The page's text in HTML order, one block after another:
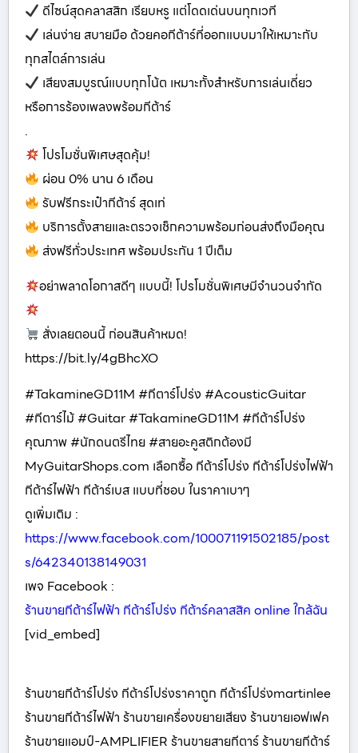
ดีไซน์สุดคลาสสิก เรียบหรู แต่โดดเด่นบนทุกเวที
เล่นง่าย สบายมือ ด้วยคอกีต้าร์ที่ออกแบบมาให้เหมาะกับ
ทุกสไตล์การเล่น
เสียงสมบูรณ์แบบทุกโน้ต เหมาะทั้งสำหรับการเล่นเดี่ยว
หรือการร้องเพลงพร้อมกีต้าร์
.
โปรโมชั่นพิเศษสุดคุ้ม!
ผ่อน 0% นาน 6 เดือน
รับฟรีกระเป๋ากีต้าร์ สุดเท่
บริการตั้งสายและตรวจเช็กความพร้อมก่อนส่งถึงมือคุณ
ส่งฟรีทั่วประเทศ พร้อมประกัน 1 ปีเต็ม
อย่าพลาดโอกาสดีๆ แบบนี้! โปรโมชั่นพิเศษมีจำนวนจำกัด
สั่งเลยตอนนี้ ก่อนสินค้าหมด!
https://bit.ly/4gBhcXO
#TakamineGD11M #กีตาร์โปร่ง #AcousticGuitar
#กีตาร์ไม้ #Guitar #TakamineGD11M #กีต้าร์โปร่ง
คุณภาพ #นักดนตรีไทย #สายอะคูสติกต้องมี
MyGuitarShops.com เลือกซื้อ กีต้าร์โปร่ง กีต้าร์โปร่งไฟฟ้า
กีต้าร์ไฟฟ้า กีต้าร์เบส แบบที่ชอบ ในราคาเบาๆ
ดูเพิ่มเติม :
https://www.facebook.com/100071191502185/post
s/642340138149031
เพจ Facebook :
ร้านขายกีต้าร์ไฟฟ้า กีต้าร์โปร่ง กีต้าร์คลาสสิค online ใกล้ฉัน
[vid_embed]
ร้านขายกีต้าร์โปร่ง กีต้าร์โปร่งราคาถูก กีต้าร์โปร่งmartinlee
ร้านขายกีต้าร์ไฟฟ้า ร้านขายเครื่องขยายเสียง ร้านขายเอฟเฟค
ร้านขายแอมป์-AMPLIFIER ร้านขายสายกีตาร์ ร้านขายกีต้าร์